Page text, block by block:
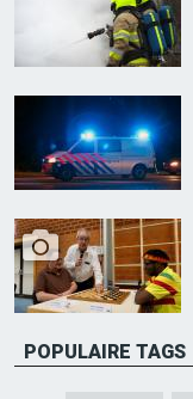
POPULAIRE TAGS